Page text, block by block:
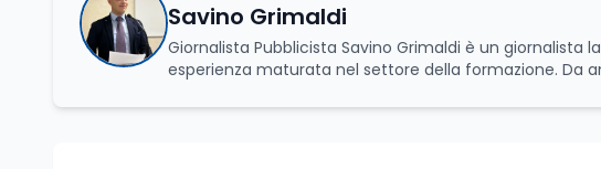
Savino Grimaldi
Giornalista Pubblicista Savino Grimaldi è un
esperienza maturata nel settore della formazione. Da
che legano istruzione, occupazione e sviluppo delle